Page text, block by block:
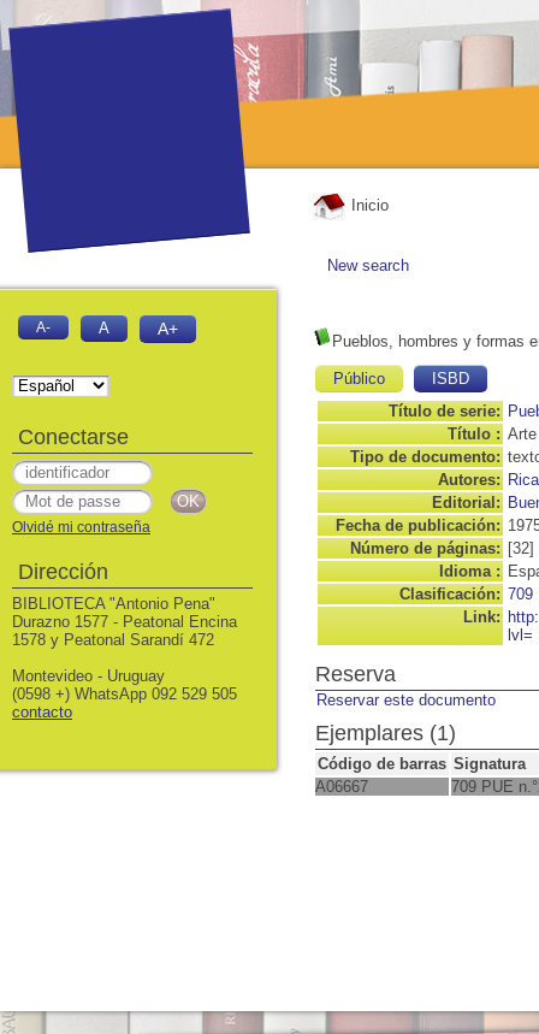
Inicio
New search
Pueblos, hombres y formas
Público
ISBD
Título de serie:
Título :
Tipo de documento:
Autores:
Editorial:
Fecha de publicación:
Número de páginas: [32]
Idioma :
Clasificación: 709
Link:
lvl=
Reserva
Reservar este documento
Ejemplares (1)
Código de barras Signatura
A06667
709 PUE
A- A A+
Conectarse
Olvidé mi contraseña
Dirección
BIBLIOTECA "Antonio Pena"
Durazno 1577 - Peatonal Encina
1578 y Peatonal Sarandí 472
Montevideo - Uruguay
(0598 +) WhatsApp 092 529 505
contacto